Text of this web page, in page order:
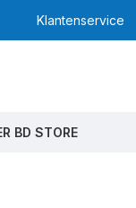
Klantenservice
BD STORE